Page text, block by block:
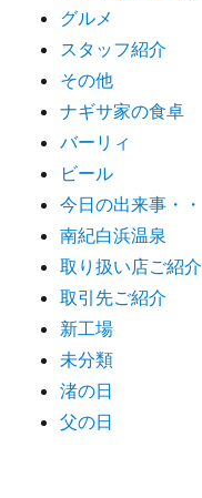
グルメ
スタッフ紹介
その他
ナギサ家の食卓
バーリィ
ビール
今日の出来事・・
南紀白浜温泉
取り扱い店ご紹介
取引先ご紹介
新工場
未分類
渚の日
父の日